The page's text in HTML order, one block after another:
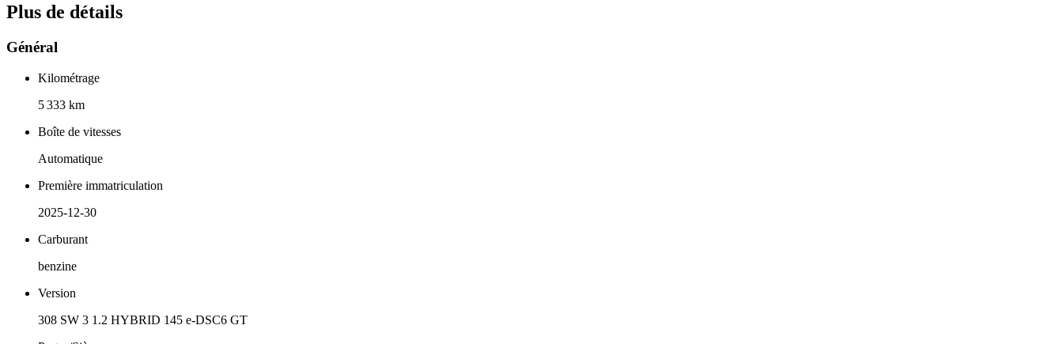
Plus de détails
Général
Kilométrage
5 333 km
Boîte de vitesses
Automatique
Première immatriculation
2025-12-30
Carburant
benzine
Version
308 SW 3 1.2 HYBRID 145 e-DSC6 GT